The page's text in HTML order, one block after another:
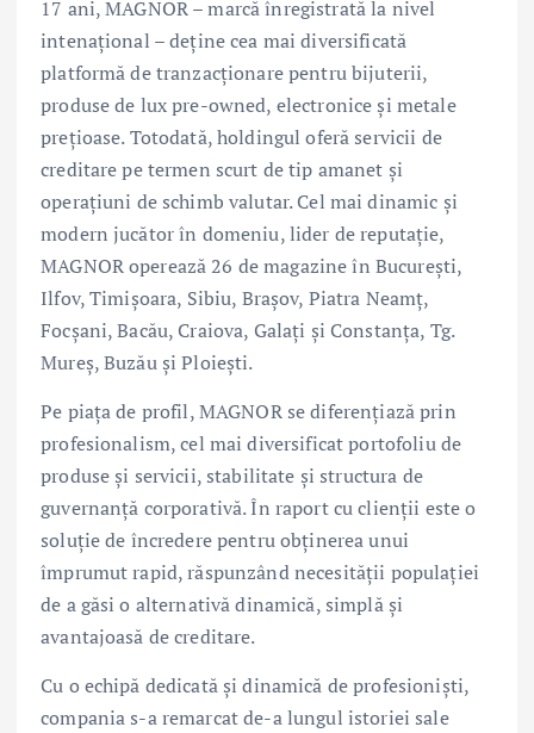
17 ani, MAGNOR – marcă înregistrată la nivel
intenațional – deține cea mai diversificată
platformă de tranzacționare pentru bijuterii,
produse de lux pre-owned, electronice și metale
prețioase. Totodată, holdingul oferă servicii de
creditare pe termen scurt de tip amanet și
operațiuni de schimb valutar. Cel mai dinamic și
modern jucător în domeniu, lider de reputație,
MAGNOR operează 26 de magazine în Bucureşti,
Ilfov, Timișoara, Sibiu, Braşov, Piatra Neamţ,
Focşani, Bacău, Craiova, Galaţi şi Constanţa, Tg.
Mureş, Buzău și Ploieşti.
Pe piața de profil, MAGNOR se diferențiază prin
profesionalism, cel mai diversificat portofoliu de
produse și servicii, stabilitate și structura de
guvernanță corporativă. În raport cu clienții este o
soluţie de încredere pentru obţinerea unui
împrumut rapid, răspunzând necesității populației
de a găsi o alternativă dinamică, simplă și
avantajoasă de creditare.
Cu o echipă dedicată și dinamică de profesioniști,
compania s-a remarcat de-a lungul istoriei sale